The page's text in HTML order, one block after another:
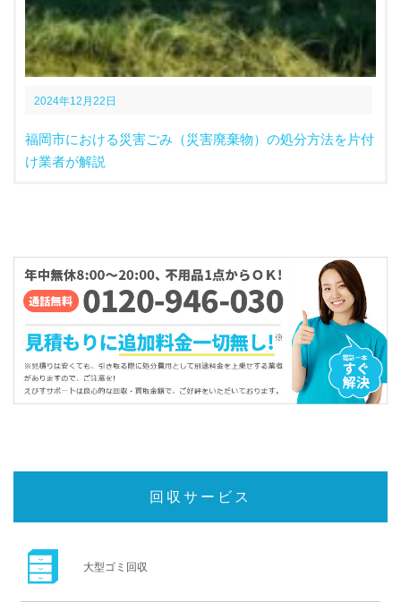
2024年12月22日
福岡市における災害ごみ（災害廃棄物）の処分方法を片付
け業者が解説
回収サービス
大型ゴミ回収